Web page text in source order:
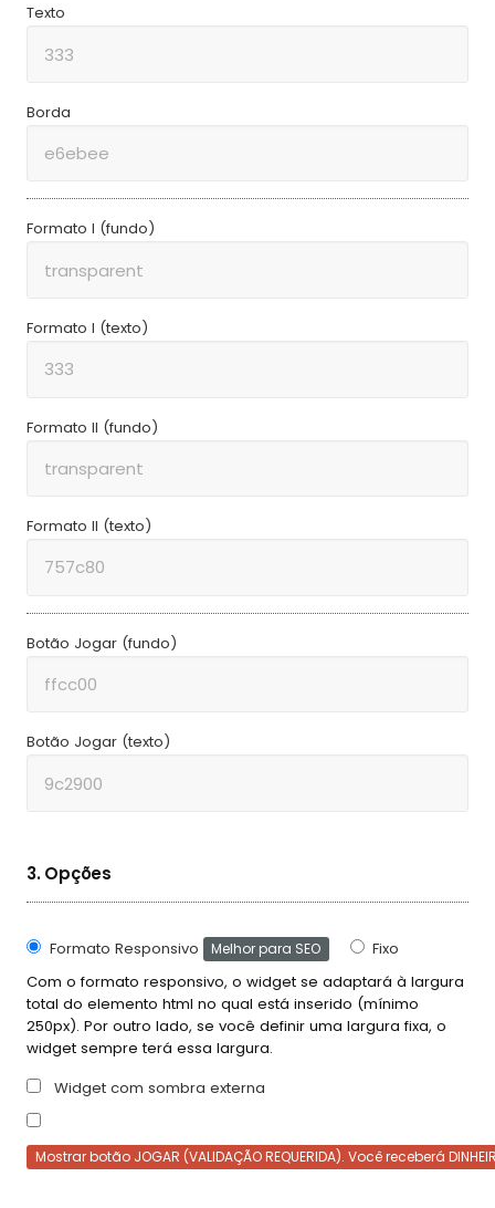
Texto
Borda
Formato I (fundo)
Formato I (texto)
Formato II (fundo)
Formato II (texto)
Botão Jogar (fundo)
Botão Jogar (texto)
3. Opções
Formato Responsivo Melhor para SEO
Fixo
Com o formato responsivo, o widget se adaptará à largura
total do elemento html no qual está inserido (mínimo
250px). Por outro lado, se você definir uma largura fixa, o
widget sempre terá essa largura.
Widget com sombra externa
Mostrar botão JOGAR (VALIDAÇÃO REQUERIDA). Você receberá